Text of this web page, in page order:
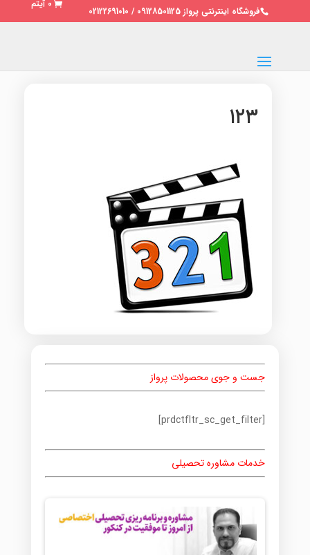
فروشگاه اینترنتی پرواز 09128501125 / 02122691010
0 آیتم
۱۲۳
جست و جوی محصولات پرواز
[prdctfltr_sc_get_filter]
خدمات مشاوره تحصیلی